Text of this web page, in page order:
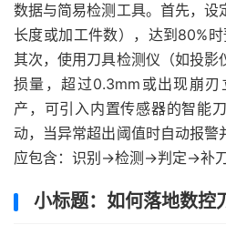
数据与简易检测工具。首先，设
长度或加工件数），达到80%时
其次，使用刀具检测仪（如投影
损量，超过0.3mm或出现崩
产，可引入内置传感器的智能
动，当异常超出阈值时自动报警
应包含：识别→检测→判定→补
小标题：如何落地数控